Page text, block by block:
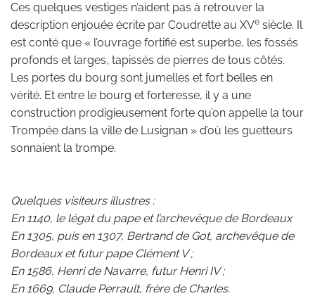
Ces quelques vestiges n’aident pas à retrouver la
description enjouée écrite par Coudrette au XVe siècle. Il
est conté que « l’ouvrage fortifié est superbe, les fossés
profonds et larges, tapissés de pierres de tous côtés.
Les portes du bourg sont jumelles et fort belles en
vérité. Et entre le bourg et forteresse, il y a une
construction prodigieusement forte qu’on appelle la tour
Trompée dans la ville de Lusignan » d’où les guetteurs
sonnaient la trompe.
Quelques visiteurs illustres :
En 1140, le légat du pape et l’archevêque de Bordeaux
En 1305, puis en 1307, Bertrand de Got, archevêque de
Bordeaux et futur pape Clément V ;
En 1586, Henri de Navarre, futur Henri IV ;
En 1669, Claude Perrault, frère de Charles.